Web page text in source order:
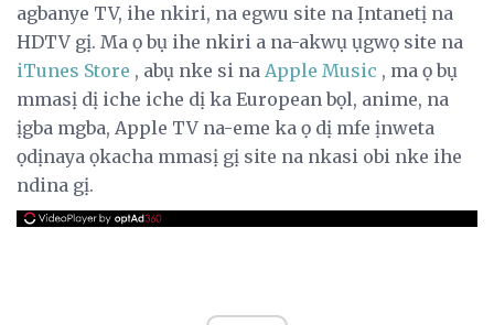
agbanye TV, ihe nkiri, na egwu site na Ịntanetị na
HDTV gị. Ma ọ bụ ihe nkiri a na-akwụ ụgwọ site na
iTunes Store , abụ nke si na Apple Music , ma ọ bụ
mmasị dị iche iche dị ka European bọl, anime, na
ịgba mgba, Apple TV na-eme ka ọ dị mfe ịnweta
ọdịnaya ọkacha mmasị gị site na nkasi obi nke ihe
ndina gị.